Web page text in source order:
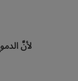
لأنَّ‭ ‬الدموعَ‭ ‬التي‭ ‬ارتعَشَت‭ ‬في‭ ‬عيون‭ ‬السحابِ‭ ‬المهاجرِ